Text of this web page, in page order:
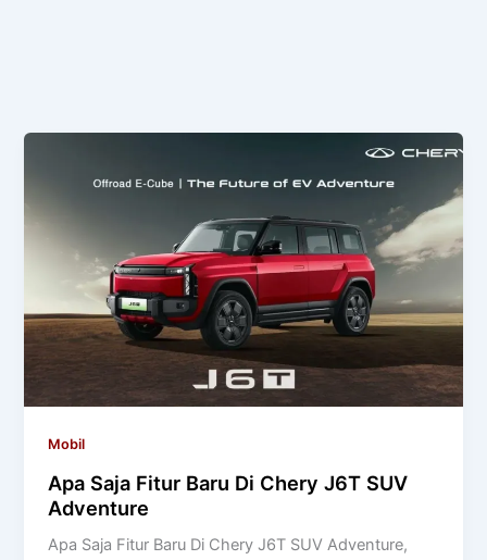
Mobil
Apa Saja Fitur Baru Di Chery J6T SUV
Adventure
Apa Saja Fitur Baru Di Chery J6T SUV Adventure,